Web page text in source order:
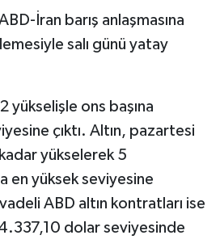
İran barış anlaşmasına
salı günü yatay
yükselişle ons başına
çıktı. Altın, pazartesi
yükselerek 5
en yüksek seviyesine
ABD altın kontratları ise
dolar seviyesinde